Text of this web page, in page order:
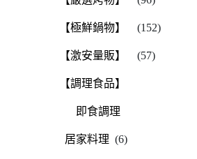
【極鮮鍋物】 (152)
【激安量販】 (57)
【調理食品】
即食調理
居家料理 (6)